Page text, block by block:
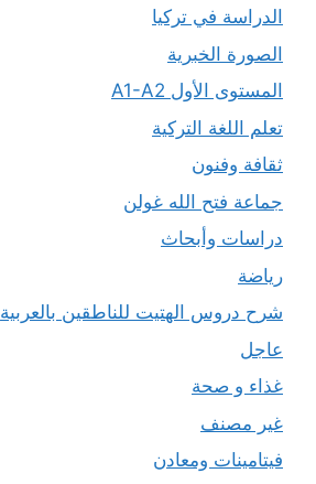
الدراسة في تركيا
الصورة الخبرية
المستوى الأول A1-A2
تعلم اللغة التركية
ثقافة وفنون
جماعة فتح الله غولن
دراسات وأبحاث
رياضة
شرح دروس الهتيت للناطقين بالعربية
عاجل
غذاء و صحة
غير مصنف
فيتامينات ومعادن